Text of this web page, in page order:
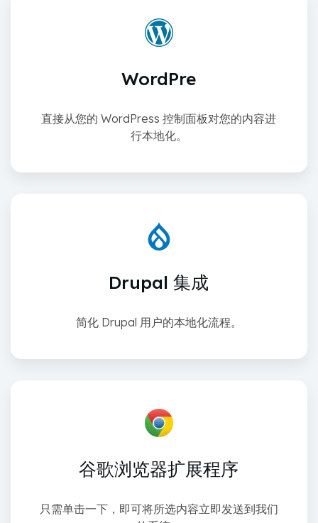
WordPre
直接从您的 WordPress 控制面板对您的内容进
行本地化。
Drupal 集成
简化 Drupal 用户的本地化流程。
谷歌浏览器扩展程序
只需单击一下，即可将所选内容立即发送到我们